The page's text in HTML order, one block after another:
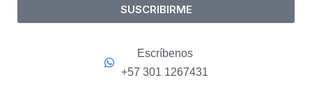
SUSCRIBIRME
Escríbenos
+57 301 1267431